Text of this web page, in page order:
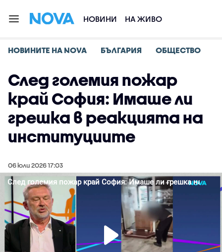
НОВИНИ НА ЖИВО
НОВИНИТЕ НА NOVA БЪЛГАРИЯ ОБЩЕСТВО
След големия пожар
край София: Имаше ли
грешка в реакцията на
институциите
06 юли 2026 17:03